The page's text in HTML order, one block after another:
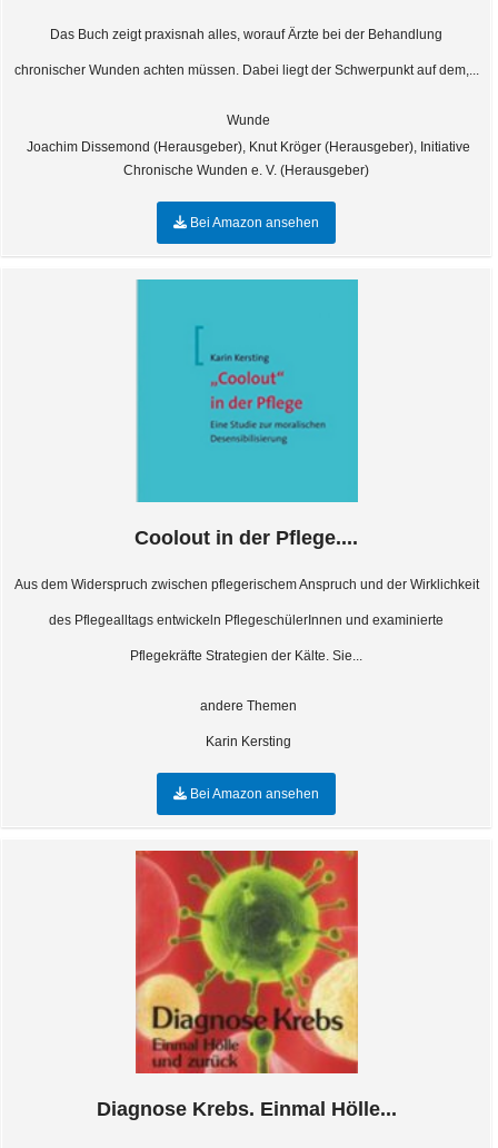
Das Buch zeigt praxisnah alles, worauf Ärzte bei der Behandlung
chronischer Wunden achten müssen. Dabei liegt der Schwerpunkt auf dem,...
Wunde
Joachim Dissemond (Herausgeber), Knut Kröger (Herausgeber), Initiative
Chronische Wunden e. V. (Herausgeber)
Bei Amazon ansehen
Coolout in der Pflege....
Aus dem Widerspruch zwischen pflegerischem Anspruch und der Wirklichkeit
des Pflegealltags entwickeln PflegeschülerInnen und examinierte
Pflegekräfte Strategien der Kälte. Sie...
andere Themen
Karin Kersting
Bei Amazon ansehen
Diagnose Krebs. Einmal Hölle...